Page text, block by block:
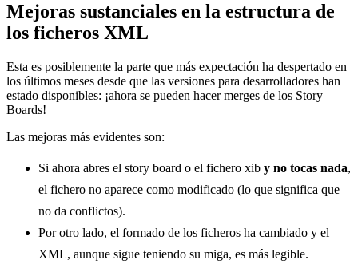
Mejoras sustanciales en la estructura de
los ficheros XML
Esta es posiblemente la parte que más expectación ha despertado en
los últimos meses desde que las versiones para desarrolladores han
estado disponibles: ¡ahora se pueden hacer merges de los Story
Boards!
Las mejoras más evidentes son:
Si ahora abres el story board o el fichero xib y no tocas nada,
el fichero no aparece como modificado (lo que significa que
no da conflictos).
Por otro lado, el formado de los ficheros ha cambiado y el
XML, aunque sigue teniendo su miga, es más legible.